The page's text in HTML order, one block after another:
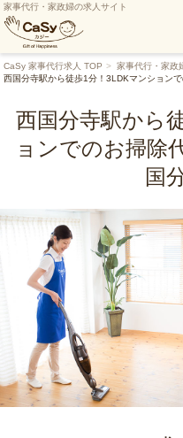
家事代行・家政婦の求人サイト
CaSy 家事代行求人 TOP 家事代行・家政
西国分寺駅から徒歩1分！3LDKマンション
西国分寺駅から
ョンでのお掃除
国